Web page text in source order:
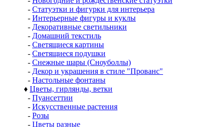
- Статуэтки и фигурки для интерьера
- Интерьерные фигуры и куклы
- Декоративные светильники
- Домашний текстиль
- Светящиеся картины
- Светящиеся подушки
- Снежные шары (Сноуболлы)
- Декор и украшения в стиле "Прованс"
- Настольные фонтаны
♦ Цветы, гирлянды, ветки
- Пуансеттии
- Искусственные растения
- Розы
- Цветы разные